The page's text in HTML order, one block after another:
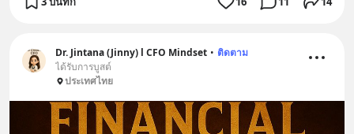
Dr. Jintana (Jinny) l CFO Mindset • ติดตาม
ได้รับการบูสต์
ประเทศไทย